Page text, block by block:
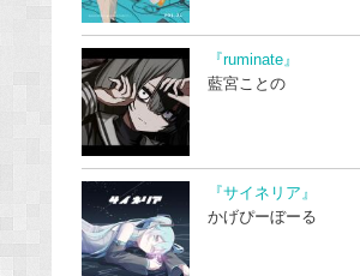
『ruminate』
藍宮ことの
『サイネリア』
かげぴーぼーる